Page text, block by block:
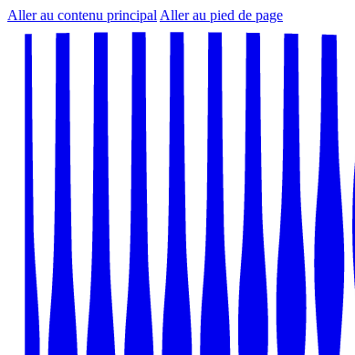
Aller au contenu principal Aller au pied de page